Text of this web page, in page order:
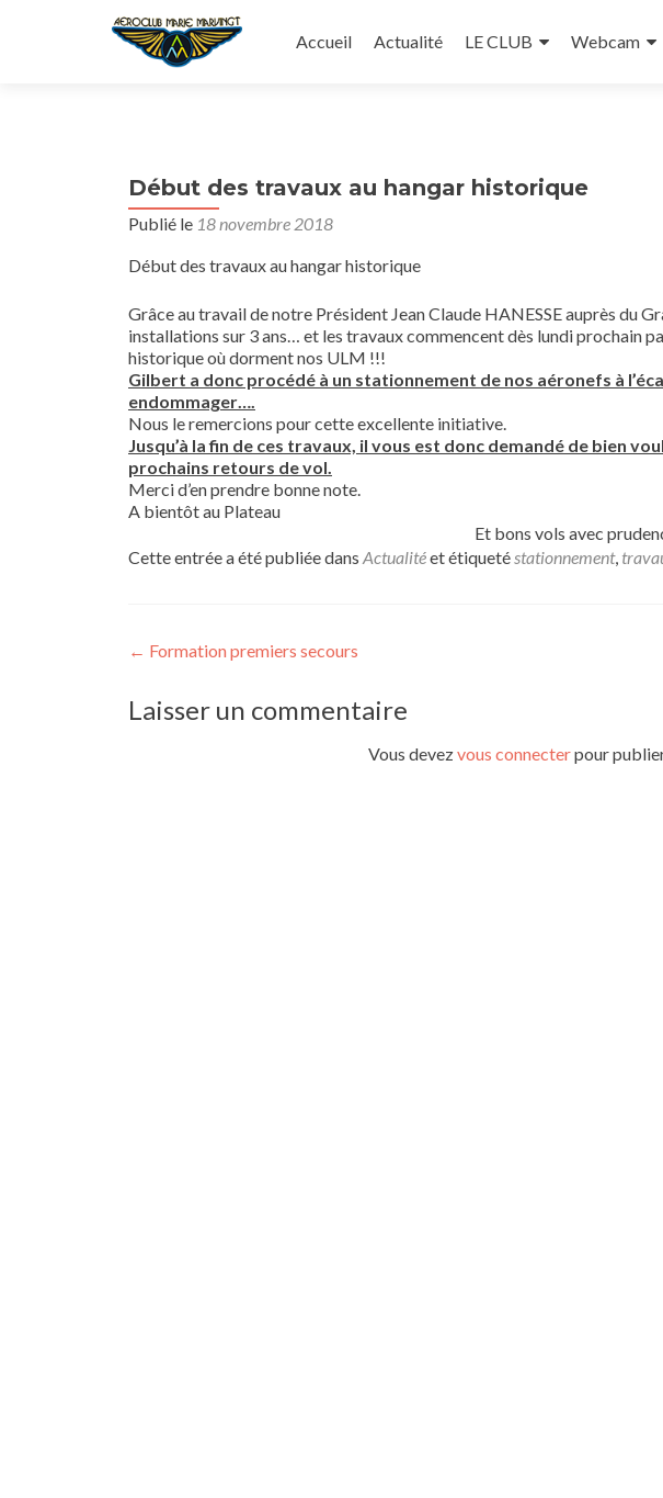
au
Accueil Actualité LE CLUB Webcam
Début des travaux au hangar historique
Publié le 18 novembre 2018
Début des travaux au hangar historique
Grâce au travail de notre Président Jean Claude HANESSE auprès du
installations sur 3 ans… et les travaux commencent dès lundi prochain
historique où dorment nos ULM !!!
Gilbert a donc procédé à un stationnement de nos aéronefs à
endommager….
Nous le remercions pour cette excellente initiative.
Jusqu’à la fin de ces travaux, il vous est donc demandé de bien
prochains retours de vol.
Merci d’en prendre bonne note.
A bientôt au Plateau
Et bons vols avec
Cette entrée a été publiée dans Actualitéet étiquetéstationnement,
Navigation
de
l’article
← Formation premiers secours
Laisser un commentaire
Vous devezvous connecterpour